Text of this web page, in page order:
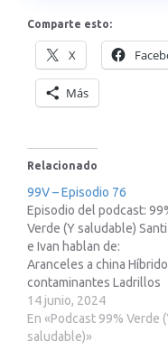
Comparte esto:
X
Más
Relacionado
99V – Episodio 76
Episodio del podcast:
Verde (Y saludable) Santi
e Ivan hablan de:
Aranceles a china
contaminantes Ladrillos
ecologicos Tratamientos
contra el cancer Terapias
génicas Unete al canal de
14 junio, 2024
En «Podcast 99% Verde
saludable)»